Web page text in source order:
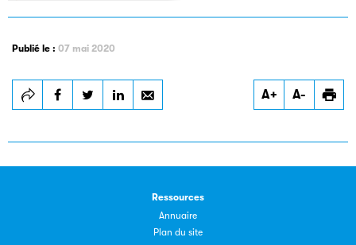
Publié le : 07 mai 2020
A+ A-
Ressources
Annuaire
Plan du site
Partenaire